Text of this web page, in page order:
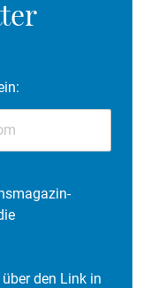
den Link in